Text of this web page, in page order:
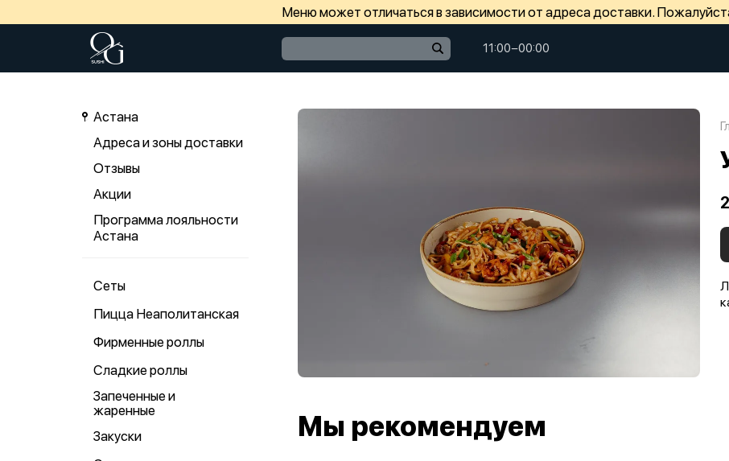
Меню может отличаться в зависимости от адреса доставки.
11:00−00:00
Астана
Адреса и зоны доставки
Отзывы
Акции
Программа лояльности
Астана
Сеты
Пицца Неаполитанская
Фирменные роллы
Сладкие роллы
Запеченные и
жаренные
Закуски
Мы рекомендуем